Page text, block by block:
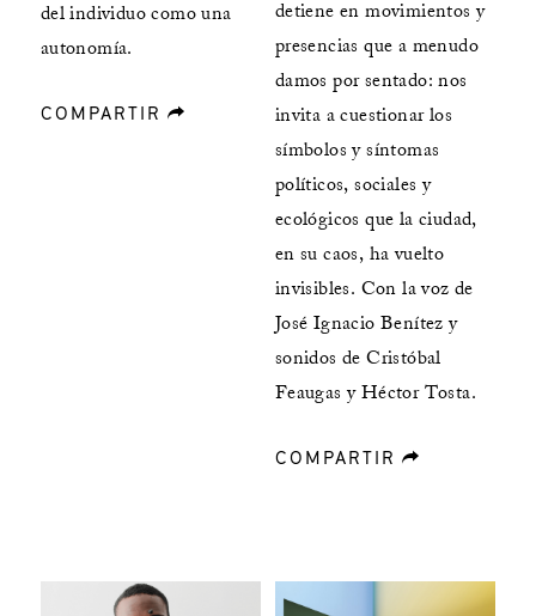
del individuo como una
autonomía.
COMPARTIR forward
detiene en movimientos y
presencias que a menudo
damos por sentado: nos
invita a cuestionar los
símbolos y síntomas
políticos, sociales y
ecológicos que la ciudad,
en su caos, ha vuelto
invisibles. Con la voz de
José Ignacio Benítez y
sonidos de Cristóbal
Feaugas y Héctor Tosta.
COMPARTIR forward